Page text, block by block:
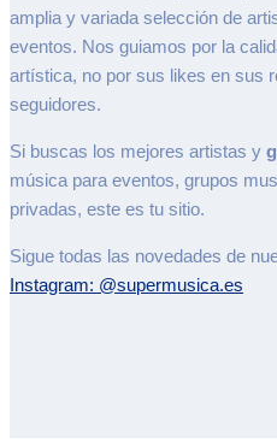
amplia y variada selección de
eventos. Nos guiamos por la
artística, no por sus likes en sus
seguidores.
Si buscas los mejores artistas y
música para eventos, grupos
privadas, este es tu sitio.
Sigue todas las novedades de
Instagram: @supermusica.es